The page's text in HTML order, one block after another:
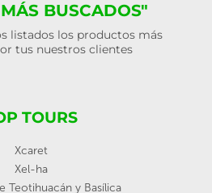
BUSCADOS"
listados los productos más
tus nuestros clientes
TOURS
Xcaret
Xel-ha
Teotihuacán y Basílica